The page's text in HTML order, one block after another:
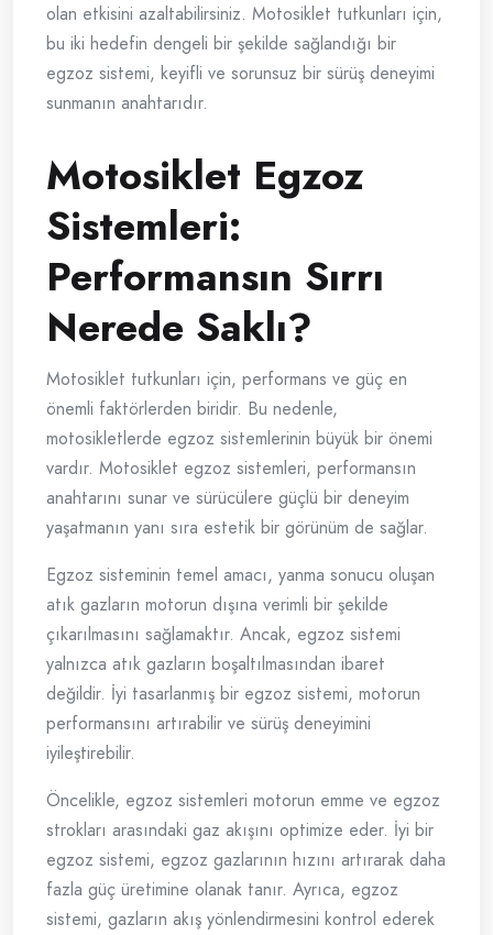
olan etkisini azaltabilirsiniz. Motosiklet tutkunları için,
bu iki hedefin dengeli bir şekilde sağlandığı bir
egzoz sistemi, keyifli ve sorunsuz bir sürüş deneyimi
sunmanın anahtarıdır.
Motosiklet Egzoz
Sistemleri:
Performansın Sırrı
Nerede Saklı?
Motosiklet tutkunları için, performans ve güç en
önemli faktörlerden biridir. Bu nedenle,
motosikletlerde egzoz sistemlerinin büyük bir önemi
vardır. Motosiklet egzoz sistemleri, performansın
anahtarını sunar ve sürücülere güçlü bir deneyim
yaşatmanın yanı sıra estetik bir görünüm de sağlar.
Egzoz sisteminin temel amacı, yanma sonucu oluşan
atık gazların motorun dışına verimli bir şekilde
çıkarılmasını sağlamaktır. Ancak, egzoz sistemi
yalnızca atık gazların boşaltılmasından ibaret
değildir. İyi tasarlanmış bir egzoz sistemi, motorun
performansını artırabilir ve sürüş deneyimini
iyileştirebilir.
Öncelikle, egzoz sistemleri motorun emme ve egzoz
strokları arasındaki gaz akışını optimize eder. İyi bir
egzoz sistemi, egzoz gazlarının hızını artırarak daha
fazla güç üretimine olanak tanır. Ayrıca, egzoz
sistemi, gazların akış yönlendirmesini kontrol ederek